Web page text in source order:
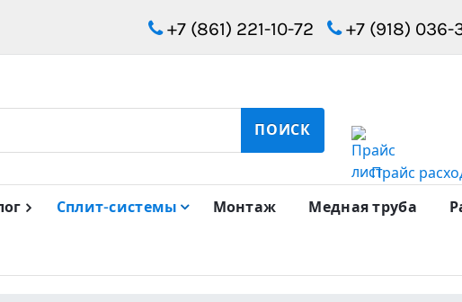
+7 (861) 221-10-72 +7 (918) 036-
ПОИСК
Прайс
Сплит-системы Монтаж Медная труба